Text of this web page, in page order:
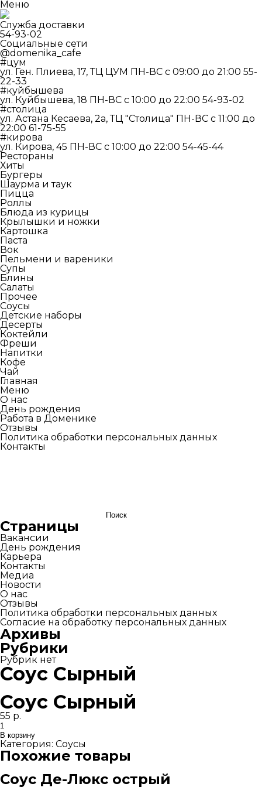
Меню
Служба доставки
54-93-02
Социальные сети
@domenika_cafe
#цум
ул. Ген. Плиева, 17, ТЦ ЦУМ ПН-ВС c 09:00 до 21:00 55-
22-33
#куйбышева
ул. Куйбышева, 18 ПН-ВС c 10:00 до 22:00 54-93-02
#столица
ул. Астана Кесаева, 2а, ТЦ "Столица" ПН-ВС c 11:00 до
22:00 61-75-55
#кирова
ул. Кирова, 45 ПН-ВС c 10:00 до 22:00 54-45-44
Рестораны
Хиты
Бургеры
Шаурма и таук
Пицца
Роллы
Блюда из курицы
Крылышки и ножки
Картошка
Паста
Вок
Пельмени и вареники
Супы
Блины
Салаты
Прочее
Соусы
Детские наборы
Десерты
Коктейли
Фреши
Напитки
Кофе
Чай
Главная
Меню
О нас
День рождения
Работа в Доменике
Отзывы
Политика обработки персональных данных
Контакты
Страницы
Вакансии
День рождения
Карьера
Контакты
Медиа
Новости
О нас
Отзывы
Политика обработки персональных данных
Согласие на обработку персональных данных
Архивы
Рубрики
Рубрик нет
Соус Сырный
Соус Сырный
55 р.
Количество
товара
Соус
Сырный
В корзину
Категория: Соусы
Похожие товары
Соус Де-Люкс острый